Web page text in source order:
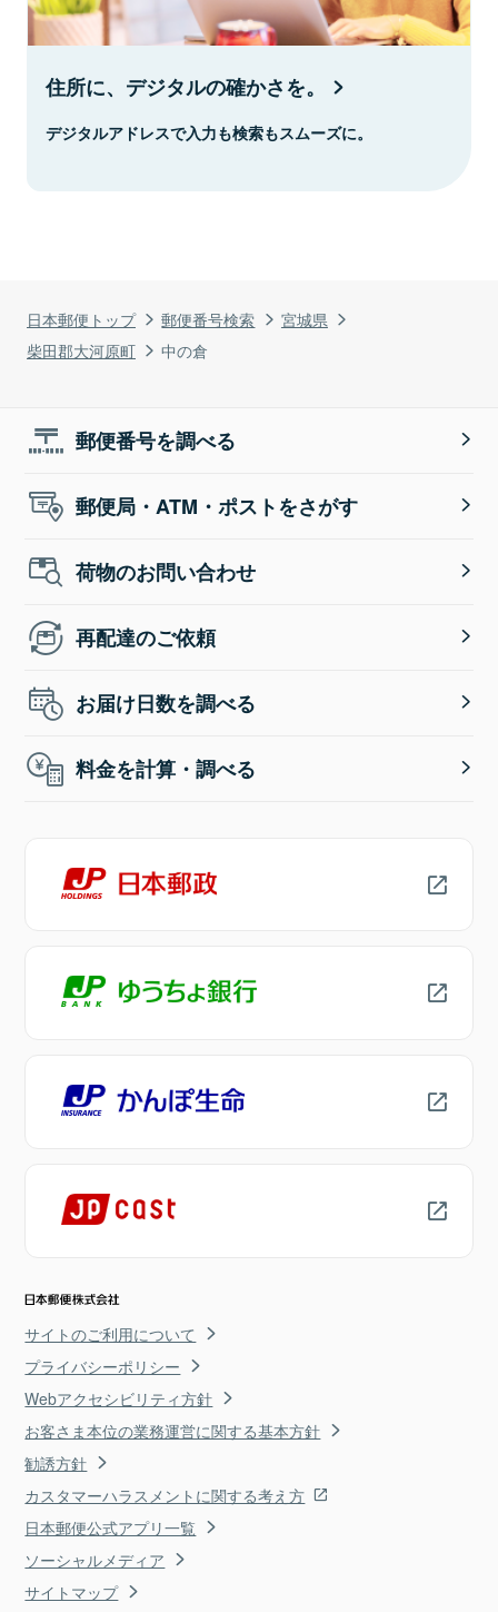
日本郵便トップ 郵便番号検索
宮城県
柴田郡大河原町
中の倉
住所に、デジタルの確かさを。
デジタルアドレスで入力も検索もスムーズに。
郵便番号を調べる
郵便局・ATM・ポストをさがす
荷物のお問い合わせ
再配達のご依頼
お届け日数を調べる
料金を計算・調べる
サイトのご利用について
プライバシーポリシー
Webアクセシビリティ方針
お客さま本位の業務運営に関する基本方針
勧誘方針
カスタマーハラスメントに関する考え方
日本郵便公式アプリ一覧
ソーシャルメディア
サイトマップ